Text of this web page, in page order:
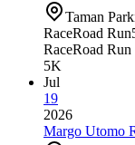
Taman
RaceRoad Run
RaceRoad Run
5K
Jul
19
2026
Margo Utomo